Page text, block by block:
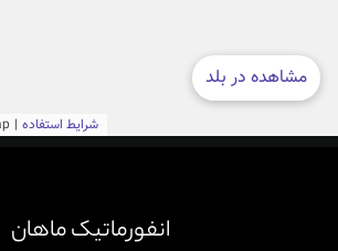
انفورماتیک ماهان